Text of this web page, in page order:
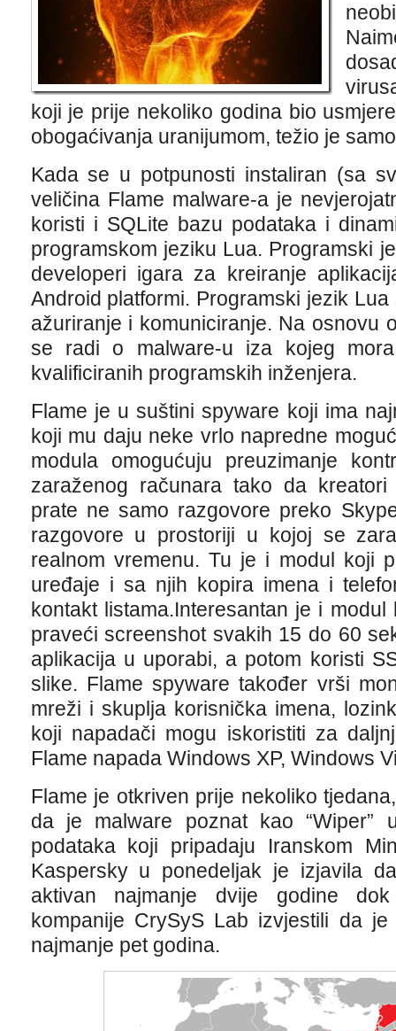
koji je prije nekoliko godina bio
obogaćivanja uranijumom, težio je
Kada se u potpunosti instaliran (sa
veličina Flame malware-a je
koristi i SQLite bazu podataka i
programskom jeziku Lua. Programski
developeri igara za kreiranje
Android platformi. Programski jezik
ažuriranje i komuniciranje. Na osnovu
se radi o malware-u iza kojeg
kvalificiranih programskih inženjera.
Flame je u suštini spyware koji ima
koji mu daju neke vrlo napredne
modula omogućuju preuzimanje
zaraženog računara tako da
prate ne samo razgovore preko
razgovore u prostoriji u kojoj se
realnom vremenu. Tu je i modul koji
uređaje i sa njih kopira imena i
kontakt listama.Interesantan je i
praveći screenshot svakih 15 do 60
aplikacija u uporabi, a potom koristi
slike. Flame spyware također vrši
mreži i skuplja korisnička imena,
koji napadači mogu iskoristiti za
Flame napada Windows XP, Windows
Flame je otkriven prije nekoliko
da je malware poznat kao “Wiper”
podataka koji pripadaju Iranskom
Kaspersky u ponedeljak je izjavila
aktivan najmanje dvije godine
kompanije CrySyS Lab izvjestili da
najmanje pet godina.